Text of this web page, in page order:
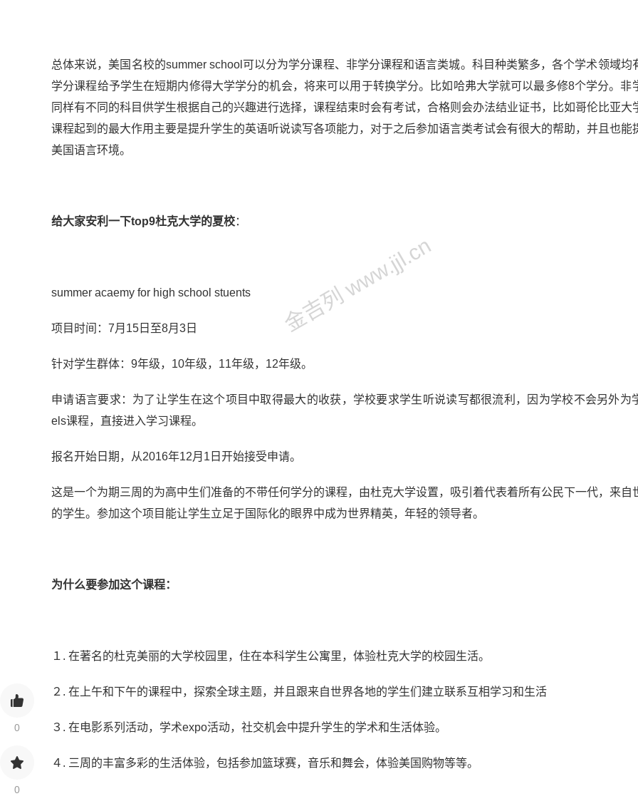
0
0
总体来说，美国名校的summer school可以分为学分课程、非学分课程和语言类城。科目种类繁多，各个学术领域均
学分课程给予学生在短期内修得大学学分的机会，将来可以用于转换学分。比如哈弗大学就可以最多修8个学分。非
同样有不同的科目供学生根据自己的兴趣进行选择，课程结束时会有考试，合格则会办法结业证书，比如哥伦比亚大
课程起到的最大作用主要是提升学生的英语听说读写各项能力，对于之后参加语言类考试会有很大的帮助，并且也能
美国语言环境。
给大家安利一下top9杜克大学的夏校：
summer acaemy for high school stuents
项目时间：7月15日至8月3日
针对学生群体：9年级，10年级，11年级，12年级。
申请语言要求：为了让学生在这个项目中取得最大的收获，学校要求学生听说读写都很流利，因为学校不会另外为
els课程，直接进入学习课程。
报名开始日期，从2016年12月1日开始接受申请。
这是一个为期三周的为高中生们准备的不带任何学分的课程，由杜克大学设置，吸引着代表着所有公民下一代，来自
的学生。参加这个项目能让学生立足于国际化的眼界中成为世界精英，年轻的领导者。
为什么要参加这个课程：
１. 在著名的杜克美丽的大学校园里，住在本科学生公寓里，体验杜克大学的校园生活。
２. 在上午和下午的课程中，探索全球主题，并且跟来自世界各地的学生们建立联系互相学习和生活
３. 在电影系列活动，学术expo活动，社交机会中提升学生的学术和生活体验。
４. 三周的丰富多彩的生活体验，包括参加篮球赛，音乐和舞会，体验美国购物等等。
金吉列 www.jjl.cn